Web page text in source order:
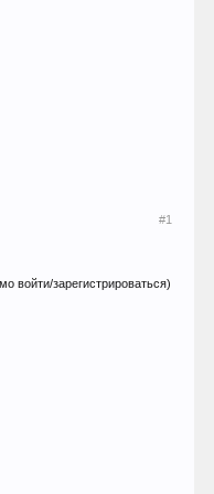
#1
войти/зарегистрироваться)